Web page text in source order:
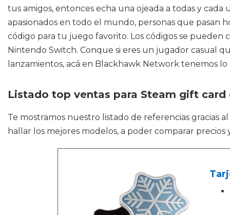
tus amigos, entonces echa una ojeada a todas y
apasionados en todo el mundo, personas que pasan
código para tu juego favorito. Los códigos se pueden
Nintendo Switch. Conque si eres un jugador casual
lanzamientos, acá en Blackhawk Network tenemos lo
Listado top ventas para Steam gift card
Te mostramos nuestro listado de referencias gracias
hallar los mejores modelos, a poder comparar